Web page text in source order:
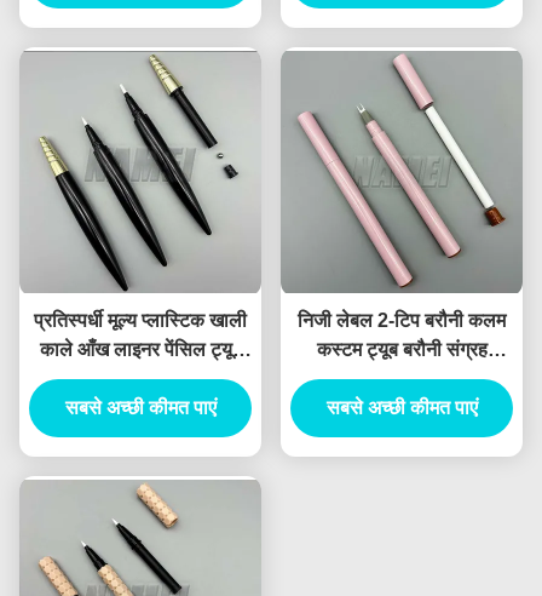
प्रतिस्पर्धी मूल्य प्लास्टिक खाली
काले आँख लाइनर पेंसिल ट्यूब
खाली Eyeliner पेन
सबसे अच्छी कीमत पाएं
निजी लेबल 2-टिप बरौनी कलम
कस्टम ट्यूब बरौनी संग्रह
मूर्तिकला पोमेड बरौनी पेंसिल
कंटेनर
सबसे अच्छी कीमत पाएं